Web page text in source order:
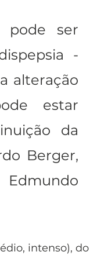
pode ser
-
alteração
estar
da
Berger,
Edmundo
intenso), do